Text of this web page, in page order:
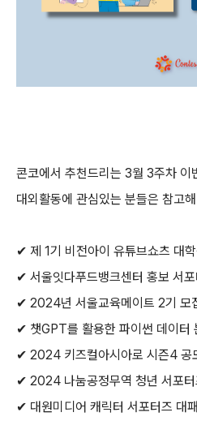
콘코에서 추천드리는 3월 3주차 이
대외활동에 관심있는 분들은 참고
✔ 제 1기 비전아이 유튜브쇼츠 대
✔ 서울잇다푸드뱅크센터 홍보 서포
✔ 2024년 서울교육메이트 2기 모
✔ 챗GPT를 활용한 파이썬 데이터
✔ 2024 키즈컬아시아로 시즌4 공
✔ 2024 나눔공정무역 청년 서포
✔ 대원미디어 캐릭터 서포터즈 대